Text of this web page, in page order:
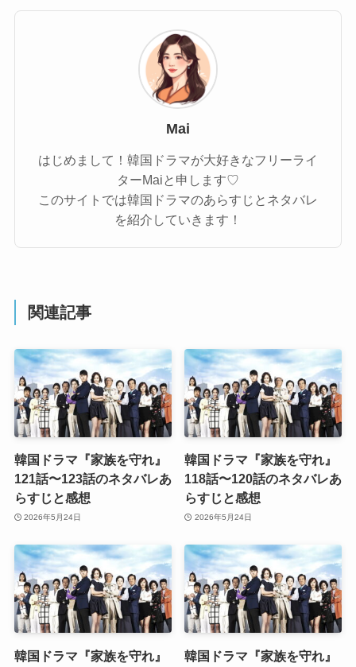
Mai
はじめまして！韓国ドラマが大好きなフリーライ
ターMaiと申します♡
このサイトでは韓国ドラマのあらすじとネタバレ
を紹介していきます！
関連記事
韓国ドラマ『家族を守れ』
121話〜123話のネタバレあ
らすじと感想
2026年5月24日
韓国ドラマ『家族を守れ』
118話〜120話のネタバレあ
らすじと感想
2026年5月24日
韓国ドラマ『家族を守れ』
韓国ドラマ『家族を守れ』